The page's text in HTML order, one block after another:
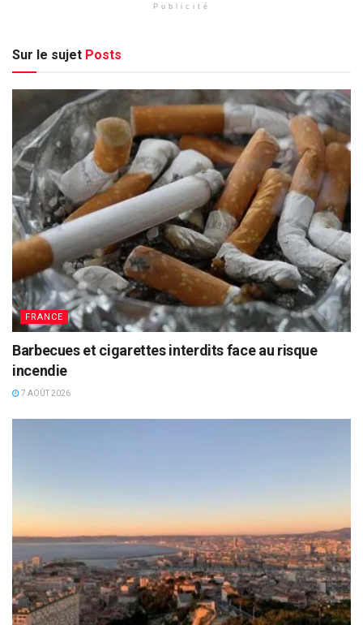
Publicité
Sur le sujet Posts
FRANCE
Barbecues et cigarettes interdits face au risque
incendie
7 AOÛT 2026